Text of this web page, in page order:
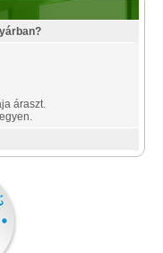
áraszt.